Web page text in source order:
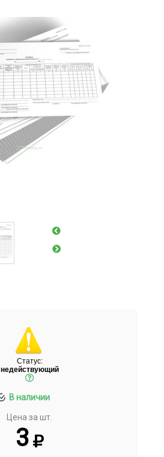
Статус:
недействующий
В наличии
Цена за шт.
3